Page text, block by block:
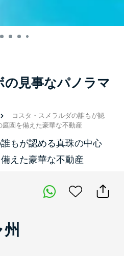
見事なパノラマ
コスタ・スメラルダの誰もが認
園を備えた豪華な不動産
もが認める真珠の中心
えた豪華な不動産